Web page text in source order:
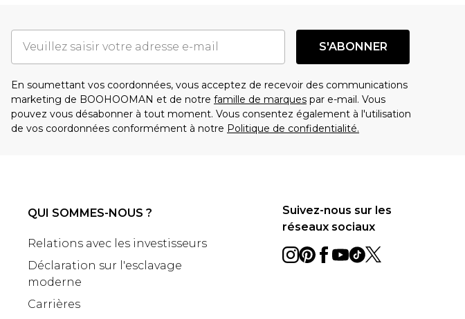
S'ABONNER
En soumettant vos coordonnées, vous acceptez de recevoir des communications
marketing de BOOHOOMAN et de notre famille de marques par e-mail. Vous
pouvez vous désabonner à tout moment. Vous consentez également à l'utilisation
de vos coordonnées conformément à notre Politique de confidentialité.
QUI SOMMES-NOUS ?
Relations avec les investisseurs
Déclaration sur l'esclavage
moderne
Carrières
Suivez-nous sur les
réseaux sociaux